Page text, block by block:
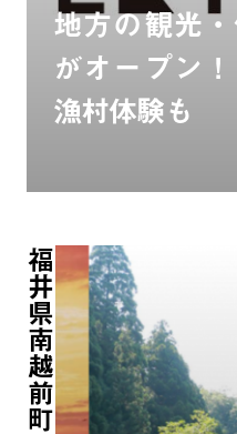
地方の観光
がオープン
漁村体験も
福井県南越前町